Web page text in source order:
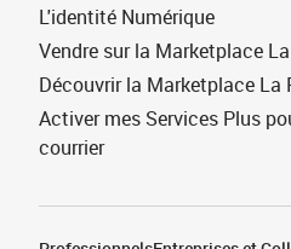
L'identité Numérique
Vendre sur la Marketplace
Découvrir la Marketplace La
Activer mes Services Plus
courrier